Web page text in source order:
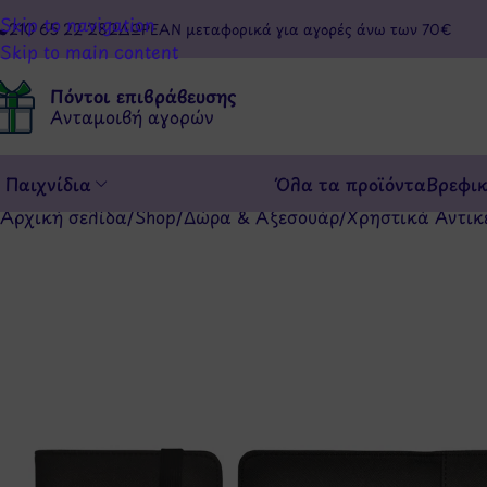
Skip to navigation
Skip to main content
210 65 22 282ΔΩΡΕΑΝ μεταφορικά για αγορές άνω των 70€
Πόντοι επιβράβευσης
Ανταμοιβή αγορών
Παιχνίδια Όλα τα προϊόντα
Αρχική σελίδα/Shop/Δώρα & Αξεσουάρ/Χρηστικά